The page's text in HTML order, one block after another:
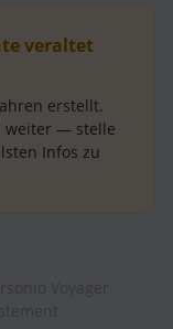
veraltet
erstellt.
weiter — stelle
Infos zu